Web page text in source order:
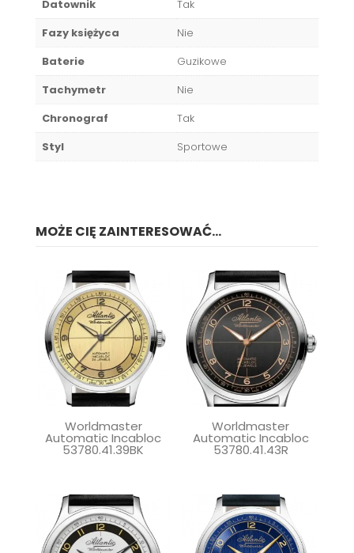
Datownik
Tak
Fazy księżyca
Nie
Baterie
Guzikowe
Tachymetr
Nie
Chronograf
Tak
Styl
Sportowe
MOŻE CIĘ ZAINTERESOWAĆ...
Worldmaster
Automatic Incabloc
53780.41.39BK
Worldmaster
Automatic Incabloc
53780.41.43R